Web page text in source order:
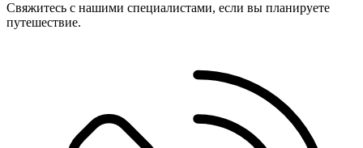
Свяжитесь с нашими специалистами, если вы планируете
путешествие.